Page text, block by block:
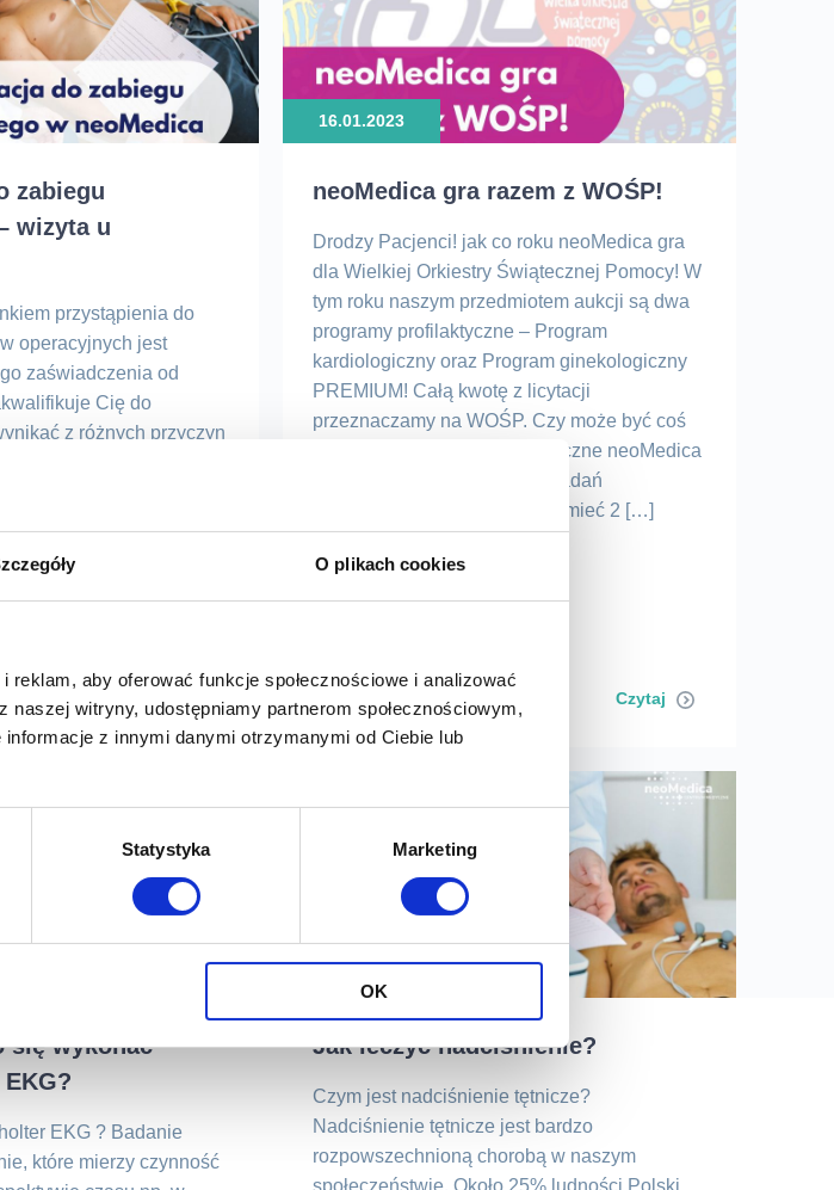
O plikach cookies
aby oferować funkcje społecznościowe i analizować
witryny, udostępniamy partnerom społecznościowym,
z innymi danymi otrzymanymi od Ciebie lub
Statystyka Marketing
OK
zabiegu
wizyta u
przystąpienia do
operacyjnych jest
zaświadczenia od
Cię do
z różnych przyczyn
to podyktowane
Czytaj
16.01.2023
neoMedica gra razem z WOŚP!
Drodzy Pacjenci! jak co roku neoMedica gra
dla Wielkiej Orkiestry Świątecznej Pomocy! W
tym roku naszym przedmiotem aukcji są dwa
programy profilaktyczne – Program
kardiologiczny oraz Program ginekologiczny
PREMIUM! Całą kwotę z licytacji
przeznaczamy na WOŚP. Czy może być coś
prostszego? Z Centrum Medyczne neoMedica
możesz wylicytować Pakiet badań
profilaktycznych i dzięki temu mieć 2 […]
Czytaj
się wykonać
EKG ? Badanie
które mierzy czynność
Jak leczyć nadciśnienie?
Czym jest nadciśnienie tętnicze?
Nadciśnienie tętnicze jest bardzo
rozpowszechnioną chorobą w naszym